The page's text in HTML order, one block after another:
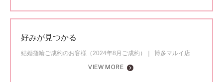
好みが見つかる
結婚指輪ご成約のお客様（2024年8月ご成約）
博多マルイ店
VIEW MORE